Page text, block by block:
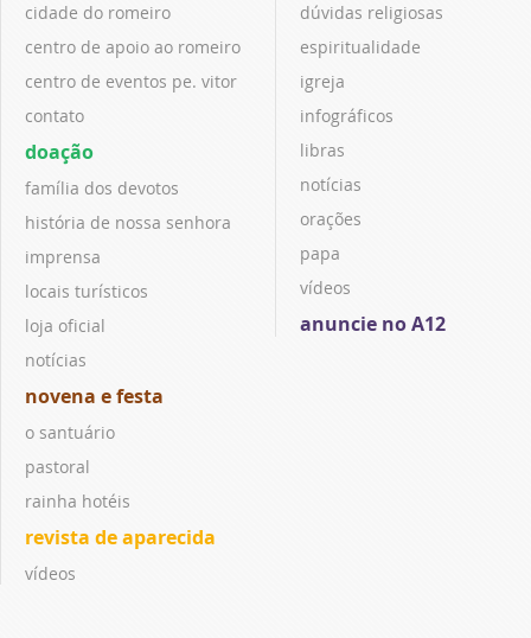
cidade do romeiro
centro de apoio ao romeiro
centro de eventos pe. vitor
contato
doação
família dos devotos
história de nossa senhora
imprensa
locais turísticos
loja oficial
notícias
novena e festa
o santuário
pastoral
rainha hotéis
revista de aparecida
vídeos
dúvidas religiosas
espiritualidade
igreja
infográficos
libras
notícias
orações
papa
vídeos
anuncie no A12